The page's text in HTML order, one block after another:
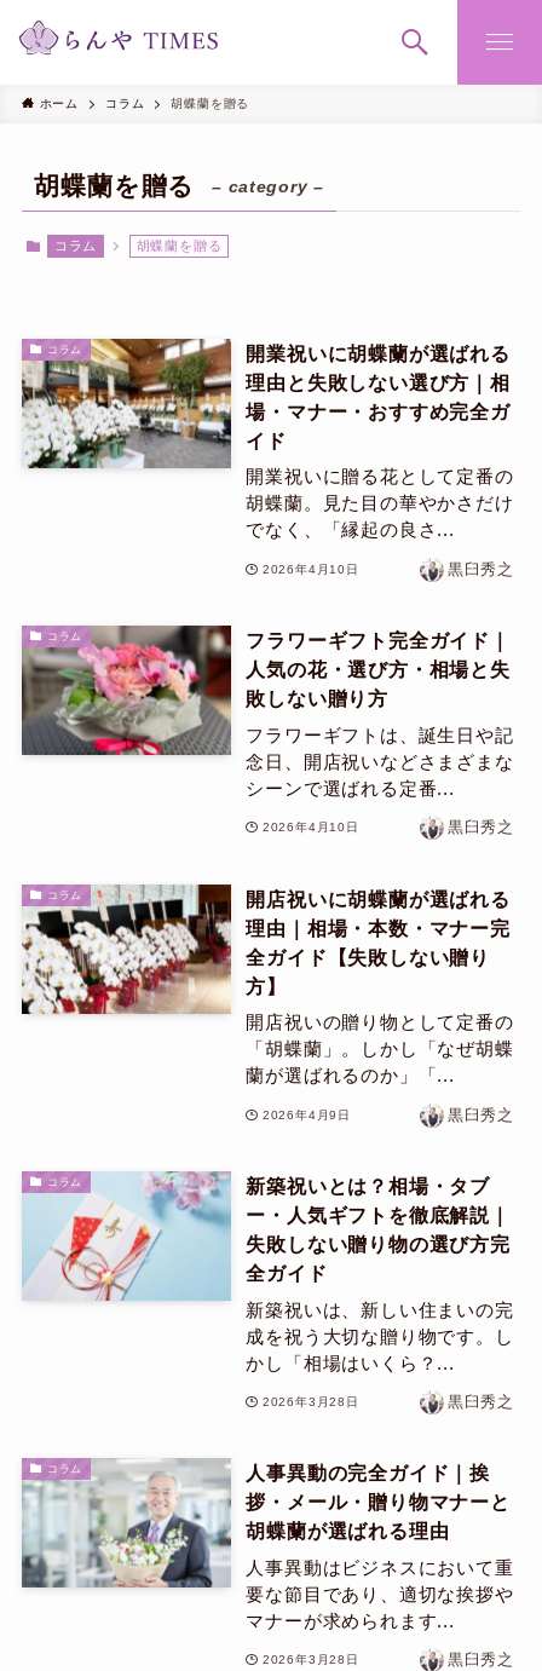
ホーム コラム 胡蝶蘭を贈る
胡蝶蘭を贈る – category –
コラム 胡蝶蘭を贈る
コラム
開業祝いに胡蝶蘭が選ばれる
理由と失敗しない選び方｜相
場・マナー・おすすめ完全ガ
イド
開業祝いに贈る花として定番の
胡蝶蘭。見た目の華やかさだけ
でなく、「縁起の良さ...
2026年4月10日 黒臼秀之
コラム
フラワーギフト完全ガイド｜
人気の花・選び方・相場と失
敗しない贈り方
フラワーギフトは、誕生日や記
念日、開店祝いなどさまざまな
シーンで選ばれる定番...
2026年4月10日 黒臼秀之
コラム
開店祝いに胡蝶蘭が選ばれる
理由｜相場・本数・マナー完
全ガイド【失敗しない贈り
方】
開店祝いの贈り物として定番の
「胡蝶蘭」。しかし「なぜ胡蝶
蘭が選ばれるのか」「...
2026年4月9日 黒臼秀之
コラム
新築祝いとは？相場・タブ
ー・人気ギフトを徹底解説｜
失敗しない贈り物の選び方完
全ガイド
新築祝いは、新しい住まいの完
成を祝う大切な贈り物です。し
かし「相場はいくら？...
2026年3月28日 黒臼秀之
コラム
人事異動の完全ガイド｜挨
拶・メール・贈り物マナーと
胡蝶蘭が選ばれる理由
人事異動はビジネスにおいて重
要な節目であり、適切な挨拶や
マナーが求められます...
2026年3月28日 黒臼秀之